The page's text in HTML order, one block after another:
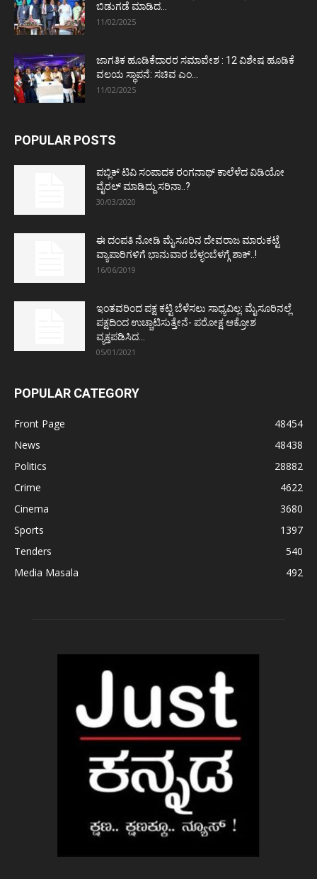
ಬಿಡುಗಡೆ ಮಾಡಿದ...
11/02/2025
ಜಾಗತಿಕ ಹೂಡಿಕೆದಾರರ ಸಮಾವೇಶ : 12 ವಿಶೇಷ ಹೂಡಿಕೆ
ವಲಯ ಸ್ಥಾಪನೆ: ಸಚಿವ ಎಂ...
11/02/2025
POPULAR POSTS
ಪಬ್ಲಿಕ್ ಟಿವಿ ಸಂಪಾದಕ ರಂಗನಾಥ್ ಕಾಲೆಳೆದ ವಿಡಿಯೋ
ವೈರಲ್ ಮಾಡಿದ್ದು ಸರಿನಾ..?
30/03/2020
ಈ ದಂಪತಿ ನೋಡಿ ಮೈಸೂರಿನ ದೇವರಾಜ ಮಾರುಕಟ್ಟೆ
ವ್ಯಾಪಾರಿಗಳಿಗೆ ಭಾನುವಾರ ಬೆಳ್ಳಂಬೆಳಗ್ಗೆ ಶಾಕ್..!
16/06/2019
ಇಂತವರಿಂದ ಪಕ್ಷ ಕಟ್ಟಿ ಬೆಳೆಸಲು ಸಾಧ್ಯವಿಲ್ಲ: ಮೈಸೂರಿನಲ್ಲೆ
ಪಕ್ಷದಿಂದ ಉಚ್ಚಾಟಿಸುತ್ತೇನೆ- ಪರೋಕ್ಷ ಆಕ್ರೋಶ
ವ್ಯಕ್ತಪಡಿಸಿದ...
05/01/2021
POPULAR CATEGORY
Front Page
48454
News
48438
Politics
28882
Crime
4622
Cinema
3680
Sports
1397
Tenders
540
Media Masala
492